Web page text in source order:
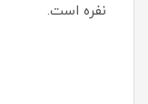
نفره است.